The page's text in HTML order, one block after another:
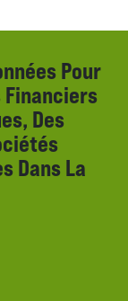
Pour
Financiers
Des
Dans La